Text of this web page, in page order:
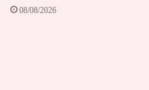
08/08/2026